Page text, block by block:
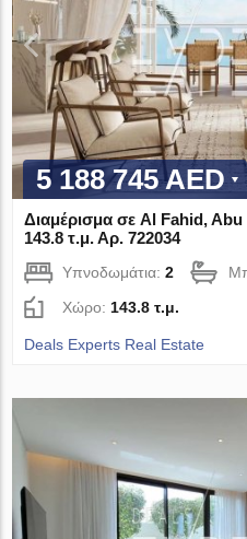
5 188 745 AED
Διαμέρισμα σε Al Fahid,
143.8 τ.μ. Αρ. 722034
Υπνοδωμάτια:2
Χώρο:143.8 τ.μ.
Deals Experts Real Estate